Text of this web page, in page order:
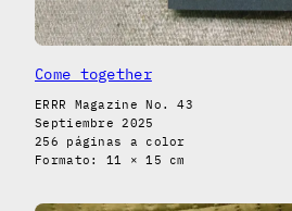
Come together
ERRR Magazine No. 43
Septiembre 2025
256 páginas a color
Formato: 11 × 15 cm